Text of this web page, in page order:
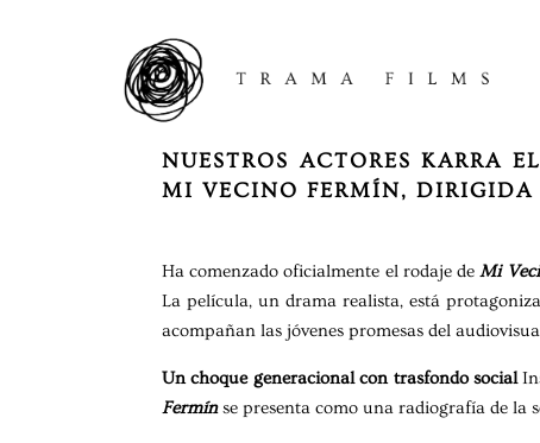
NUESTROS ACTORES KARRA
MI VECINO FERMÍN, DIRIGIDA
Ha comenzado oficialmente el rodaje deMi
La película, un drama realista, está
acompañan las jóvenes promesas del
Un choque generacional con trasfondo social
Fermínse presenta como una radiografía de la